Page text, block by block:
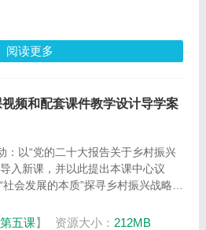
承，不断在实践中丰富和发展，能真
与：激发学生努力学习、向党员同
阅读更多
频和配套课件教学设计导学案
：以“党的二十大报告关于乡村振兴
入新课，并以此提出本课中心议
社会发展的本质”探寻乡村振兴战略的
、立足时代 把握社会现象背后的动
五课】 资源大小： 212MB